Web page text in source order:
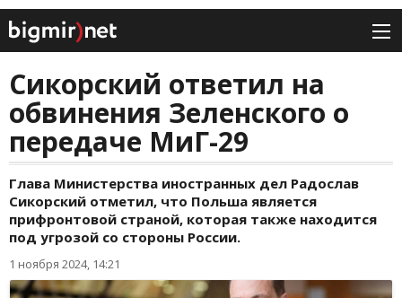
Сикорский ответил на
обвинения Зеленского о
передаче МиГ-29
Глава Министерства иностранных дел Радослав
Сикорский отметил, что Польша является
прифронтовой страной, которая также находится
под угрозой со стороны России.
1 ноября 2024, 14:21